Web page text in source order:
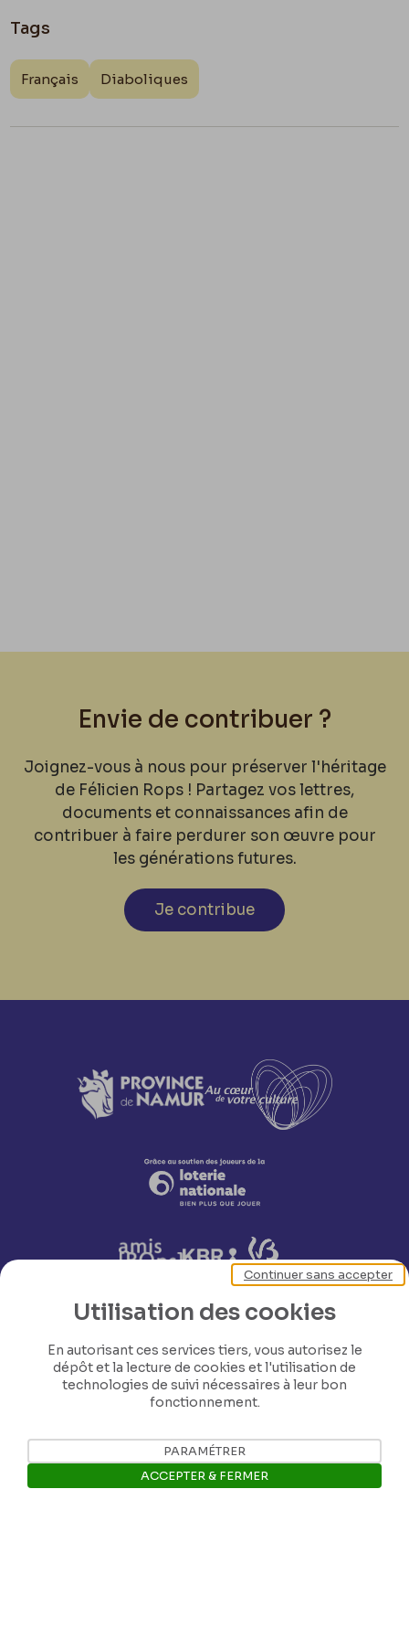
Tags
Français Diaboliques
Envie de contribuer ?
Joignez-vous à nous pour préserver l'héritage
de Félicien Rops ! Partagez vos lettres,
documents et connaissances afin de
contribuer à faire perdurer son œuvre pour
les générations futures.
Je contribue
Nos coordonnées
Tél: +32 81 77 67 55
E-mail: info@museerops.be
Utilisation des cookies
En autorisant ces services tiers, vous autorisez le
dépôt et la lecture de cookies et l'utilisation de
technologies de suivi nécessaires à leur bon
fonctionnement.
Continuer sans accepter
PARAMÉTRER
ACCEPTER & FERMER